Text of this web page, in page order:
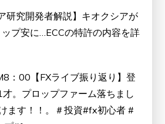
研究開発者解説】キオクシアが
プ安に…ECCの特許の内容を詳
：00【FXライブ振り返り】登
。プロップファーム落ちまし
ます！！。＃投資#fx初心者 #